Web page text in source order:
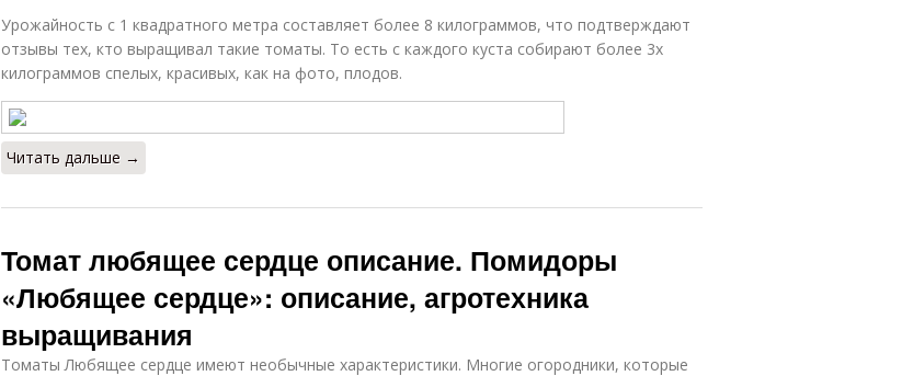
Урожайность с 1 квадратного метра составляет более 8 килограммов, что подтверждают
отзывы тех, кто выращивал такие томаты. То есть с каждого куста собирают более 3х
килограммов спелых, красивых, как на фото, плодов.
Читать дальше →
Томат любящее сердце описание. Помидоры
«Любящее сердце»: описание, агротехника
выращивания
Томаты Любящее сердце имеют необычные характеристики. Многие огородники, которые